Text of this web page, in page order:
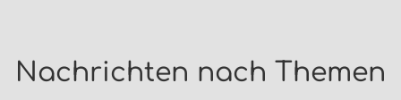
Nachrichten nach Themen